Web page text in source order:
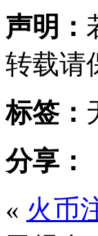
声明：
转载请
标签：
分享：
« 火币